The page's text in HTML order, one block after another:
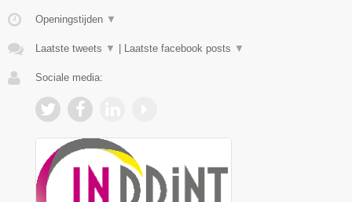
Openingstijden ▼
Laatste tweets ▼ Laatste facebook posts ▼
Sociale media: